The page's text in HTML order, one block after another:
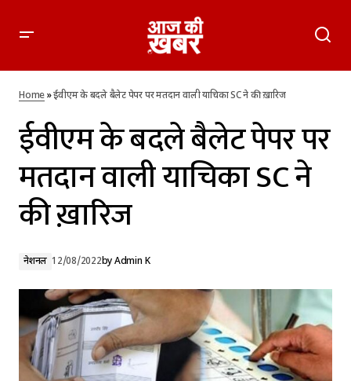
ईवीएम के बदले बैलेट पेपर पर मतदान वाली याचिका SC ने की ख़ारिज
Home»ईवीएम के बदले बैलेट पेपर पर मतदान वाली याचिका SC ने की ख़ारिज
ईवीएम के बदले बैलेट पेपर पर
मतदान वाली याचिका SC ने
की ख़ारिज
नेशनल 12/08/2022byAdmin K